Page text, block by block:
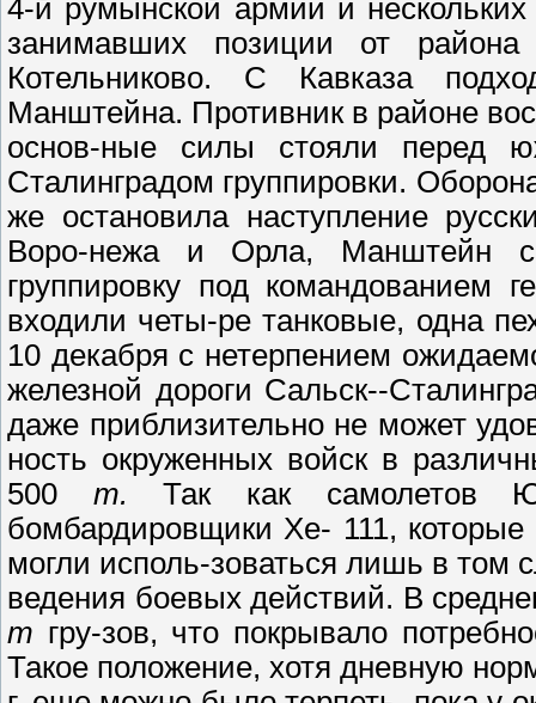
4-й румынской армии и
занимавших позиции от
Котельниково. С Кавказа
Манштейна. Противник в районе
основ-ные силы стояли перед
Сталинградом группировки.
же остановила наступление
Воро-нежа и Орла, Манштейн
группировку под командованием
входили четы-ре танковые, одна
10 декабря с нетерпением
железной дороги Сальск--
даже приблизительно не может
ность окруженных войск в
500 т. Так как самолетов
бомбардировщики Хе- 111,
могли исполь-зоваться лишь в том
ведения боевых действий. В
т гру-зов, что покрывало
Такое положение, хотя дневную